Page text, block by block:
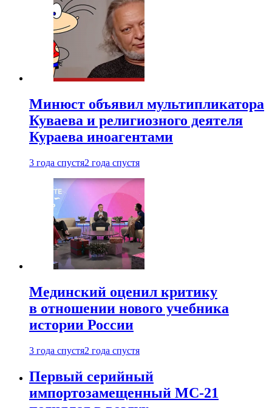
Минюст объявил мультипликатора
Куваева и религиозного деятеля
Кураева иноагентами
3 года спустя2 года спустя
Мединский оценил критику
в отношении нового учебника
истории России
3 года спустя2 года спустя
Первый серийный
импортозамещенный МС-21